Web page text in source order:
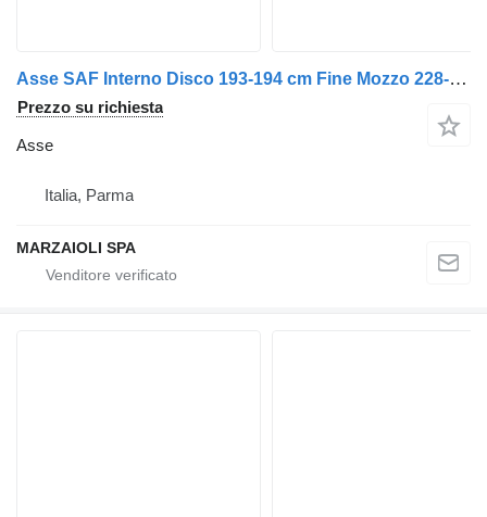
Asse SAF Interno Disco 193-194 cm Fine Mozzo 228-229 cm per rimorchio
Prezzo su richiesta
Asse
Italia, Parma
MARZAIOLI SPA